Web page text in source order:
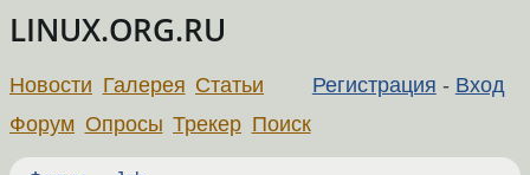
LINUX.ORG.RU
Регистрация - Вход
Новости Галерея Статьи
Форум Опросы Трекер Поиск